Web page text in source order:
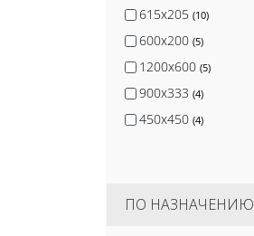
615x205 (10)
600x200 (5)
1200x600 (5)
900x333 (4)
450x450 (4)
ПО НАЗНАЧЕНИЮ